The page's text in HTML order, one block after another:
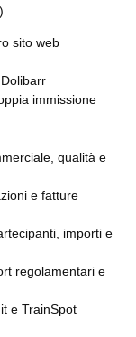
sito web
immissione
qualità e
e fatture
importi e
regolamentari e
e TrainSpot